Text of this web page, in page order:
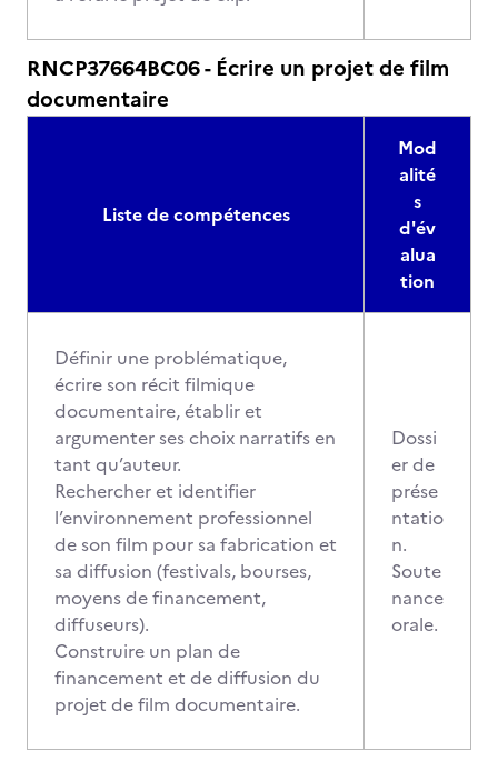
RNCP37664BC06 - Écrire un projet de film
documentaire
Liste de compétences
Mod
alité
s
d'év
alua
tion
Définir une problématique,
écrire son récit filmique
documentaire, établir et
argumenter ses choix narratifs en
tant qu’auteur.
Rechercher et identifier
l’environnement professionnel
de son film pour sa fabrication et
sa diffusion (festivals, bourses,
moyens de financement,
diffuseurs).
Construire un plan de
financement et de diffusion du
projet de film documentaire.
Dossi
er de
prése
ntatio
n.
Soute
nance
orale.